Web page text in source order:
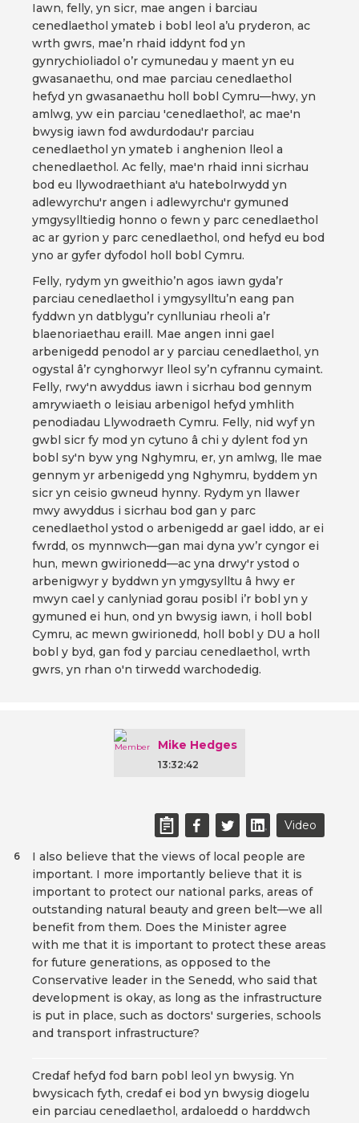
Iawn, felly, yn sicr, mae angen i barciau
cenedlaethol ymateb i bobl leol a’u pryderon, ac
wrth gwrs, mae’n rhaid iddynt fod yn
gynrychioliadol o’r cymunedau y maent yn eu
gwasanaethu, ond mae parciau cenedlaethol
hefyd yn gwasanaethu holl bobl Cymru—hwy, yn
amlwg, yw ein parciau 'cenedlaethol', ac mae'n
bwysig iawn fod awdurdodau'r parciau
cenedlaethol yn ymateb i anghenion lleol a
chenedlaethol. Ac felly, mae'n rhaid inni sicrhau
bod eu llywodraethiant a'u hatebolrwydd yn
adlewyrchu'r angen i adlewyrchu'r gymuned
ymgysylltiedig honno o fewn y parc cenedlaethol
ac ar gyrion y parc cenedlaethol, ond hefyd eu bod
yno ar gyfer dyfodol holl bobl Cymru.
Felly, rydym yn gweithio’n agos iawn gyda’r
parciau cenedlaethol i ymgysylltu’n eang pan
fyddwn yn datblygu’r cynlluniau rheoli a’r
blaenoriaethau eraill. Mae angen inni gael
arbenigedd penodol ar y parciau cenedlaethol, yn
ogystal â’r cynghorwyr lleol sy’n cyfrannu cymaint.
Felly, rwy'n awyddus iawn i sicrhau bod gennym
amrywiaeth o leisiau arbenigol hefyd ymhlith
penodiadau Llywodraeth Cymru. Felly, nid wyf yn
gwbl sicr fy mod yn cytuno â chi y dylent fod yn
bobl sy'n byw yng Nghymru, er, yn amlwg, lle mae
gennym yr arbenigedd yng Nghymru, byddem yn
sicr yn ceisio gwneud hynny. Rydym yn llawer
mwy awyddus i sicrhau bod gan y parc
cenedlaethol ystod o arbenigedd ar gael iddo, ar ei
fwrdd, os mynnwch—gan mai dyna yw’r cyngor ei
hun, mewn gwirionedd—ac yna drwy'r ystod o
arbenigwyr y byddwn yn ymgysylltu â hwy er
mwyn cael y canlyniad gorau posibl i’r bobl yn y
gymuned ei hun, ond yn bwysig iawn, i holl bobl
Cymru, ac mewn gwirionedd, holl bobl y DU a holl
bobl y byd, gan fod y parciau cenedlaethol, wrth
gwrs, yn rhan o'n tirwedd warchodedig.
Mike Hedges
13:32:42
Video
I also believe that the views of local people are
important. I more importantly believe that it is
important to protect our national parks, areas of
outstanding natural beauty and green belt—we all
benefit from them. Does the Minister agree
with me that it is important to protect these areas
for future generations, as opposed to the
Conservative leader in the Senedd, who said that
development is okay, as long as the infrastructure
is put in place, such as doctors' surgeries, schools
and transport infrastructure?
6
Credaf hefyd fod barn pobl leol yn bwysig. Yn
bwysicach fyth, credaf ei bod yn bwysig diogelu
ein parciau cenedlaethol, ardaloedd o harddwch